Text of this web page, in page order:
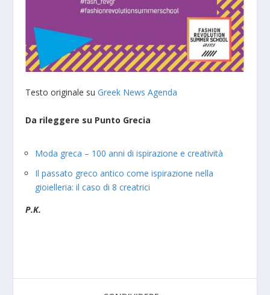
Testo originale suGreek News Agenda
Da rileggere su Punto Grecia
Moda greca – 100 anni di ispirazione e creatività
Il passato greco antico come ispirazione nella
gioielleria: il caso di 8 creatrici
P.K.